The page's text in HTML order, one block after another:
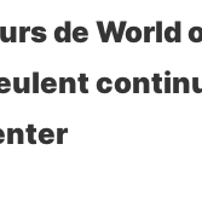
de World